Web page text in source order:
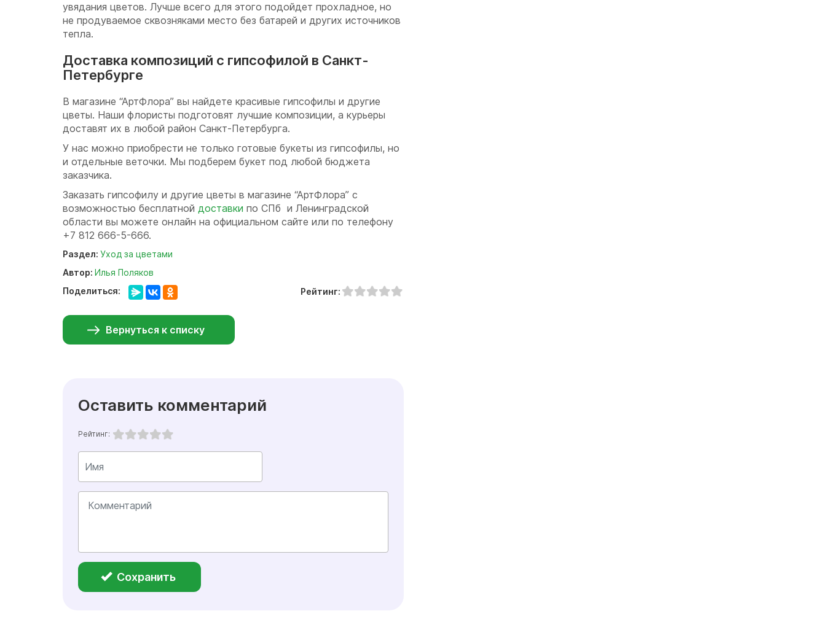
увядания цветов. Лучше всего для этого подойдет прохладное, но
не продуваемое сквозняками место без батарей и других источников
тепла.
Доставка композиций с гипсофилой в Санкт-
Петербурге
В магазине “АртФлора” вы найдете красивые гипсофилы и другие
цветы. Наши флористы подготовят лучшие композиции, а курьеры
доставят их в любой район Санкт-Петербурга.
У нас можно приобрести не только готовые букеты из гипсофилы, но
и отдельные веточки. Мы подберем букет под любой бюджета
заказчика.
Заказать гипсофилу и другие цветы в магазине “АртФлора” с
возможностью бесплатной доставки по СПб и Ленинградской
области вы можете онлайн на официальном сайте или по телефону
+7 812 666-5-666.
Раздел: Уход за цветами
Автор: Илья Поляков
Поделиться:
Рейтинг:
Вернуться к списку
Оставить комментарий
Рейтинг:
Сохранить